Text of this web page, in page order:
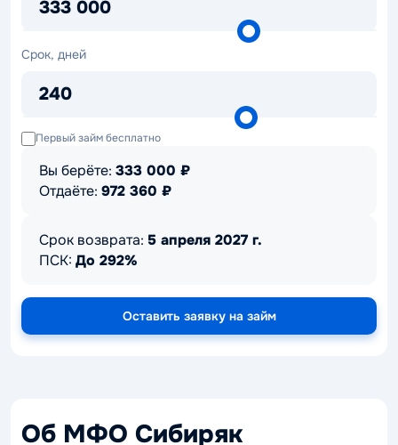
333 000
Срок, дней
240
Срок,
Первый займ бесплатно
Вы берёте: 333 000 ₽
Отдаёте: 972 360 ₽
Срок возврата: 5 апреля 2027 г.
ПСК: До 292%
Оставить заявку на займ
Об МФО Сибиряк